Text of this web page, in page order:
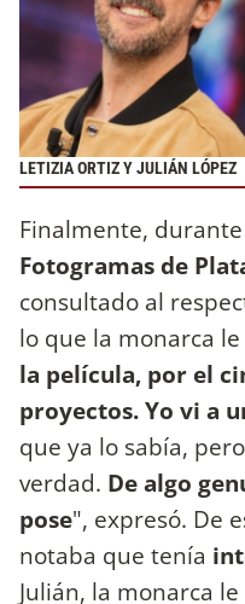
LETIZIA ORTIZ Y JULIÁN LÓPEZ
Finalmente,
Fotogramas de
consultado al
lo que la monarca le
la película, por el
proyectos. Yo vi a
que ya lo sabía,
verdad. De algo
pose", expresó. De
notaba que tenía
Julián, la monarca